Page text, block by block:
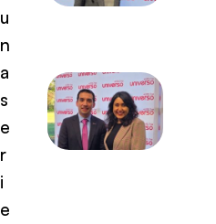
u
n
a
s
e
r
i
e